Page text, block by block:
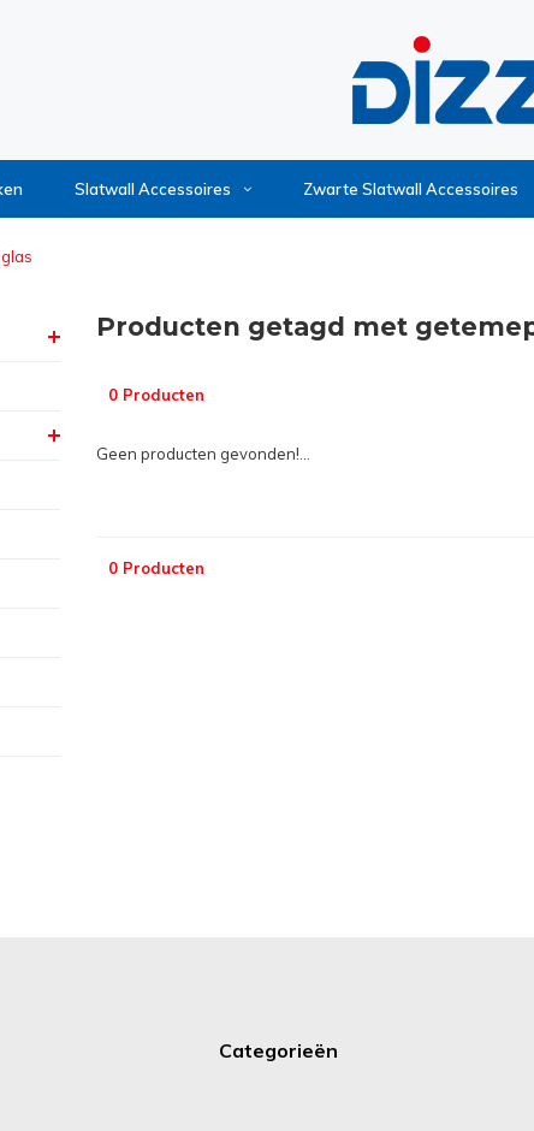
Slatwall Accessoires Zwarte Slatwall Accessoires
Producten getagd met
0 Producten
Geen producten gevonden!...
0 Producten
Categorieën